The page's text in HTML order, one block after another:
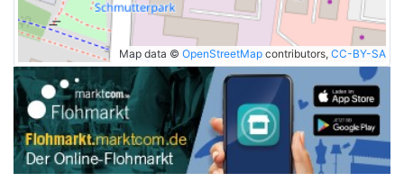
Map data © OpenStreetMap contributors, CC-BY-SA